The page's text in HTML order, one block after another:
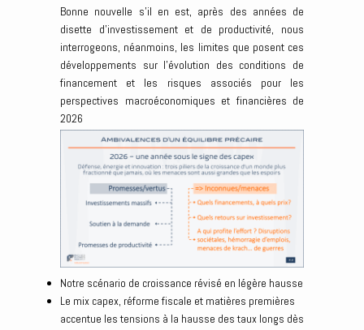
Bonne nouvelle s’il en est, après des années de
disette d’investissement et de productivité, nous
interrogeons, néanmoins, les limites que posent ces
développements sur l’évolution des conditions de
financement et les risques associés pour les
perspectives macroéconomiques et financières de
2026
Notre scénario de croissance révisé en légère hausse
Le mix capex, réforme fiscale et matières premières
accentue les tensions à la hausse des taux longs dès